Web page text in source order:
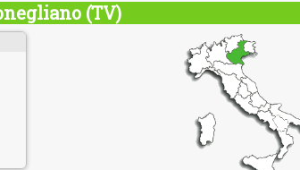
(TV)